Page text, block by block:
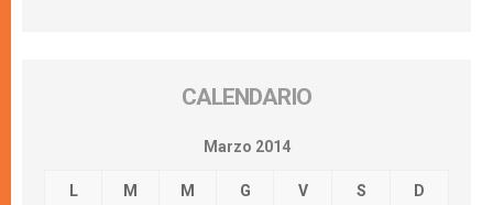
CALENDARIO
Marzo 2014
L M M G V S D